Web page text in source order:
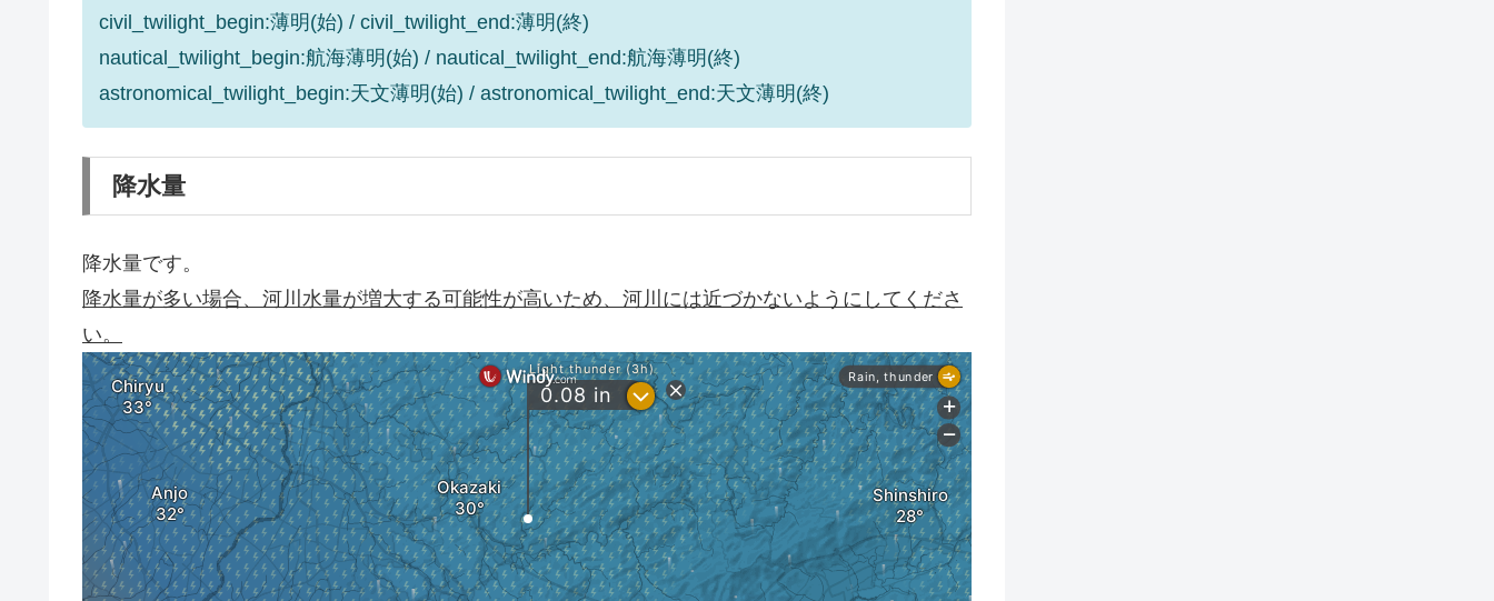
civil_twilight_begin:薄明(始) / civil_twilight_end:薄明(終)
nautical_twilight_begin:航海薄明(始) / nautical_twilight_end:航海薄明(終)
astronomical_twilight_begin:天文薄明(始) / astronomical_twilight_end:天文薄明(終)
降水量
降水量です。
降水量が多い場合、河川水量が増大する可能性が高いため、河川には近づかないようにしてくださ
い。